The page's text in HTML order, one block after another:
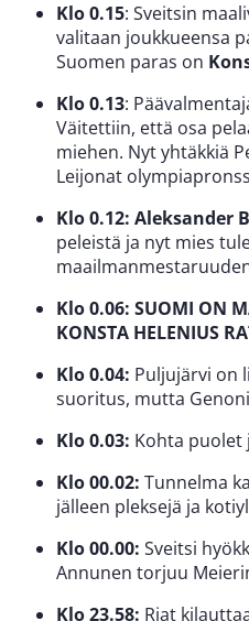
Klo 0.15: Sveitsin
valitaan joukkueensa
Suomen paras on
Klo 0.13:
Väitettiin, että osa
miehen. Nyt yhtäkkiä
Leijonat
Klo 0.12: Aleksander
peleistä ja nyt mies
Klo 0.06: SUOMI ON
KONSTA HELENIUS
Klo 0.04: Puljujärvi on
suoritus, mutta
Klo 0.03: Kohta puolet
Klo 00.02: Tunnelma
jälleen pleksejä ja
Klo 00.00: Sveitsi
Annunen torjuu
Klo 23.58: Riat